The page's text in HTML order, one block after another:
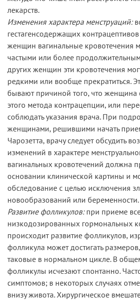
лекарств.
Изменения характера менструаций:
гестагенсодержащих
женщин вагинальные кровотечения
частыми или более
других женщин эти кровотечения
редкими или вообще прекратиться.
бывают причиной того, что женщина
этого метода контрацепции, или
соблюдать указания врача. При
женщинами, решившими начать
Чарозетта, врачу следует обсудить
изменений в характере
вагинальных кровотечений должна
основании клинической картины и
обследование с целью исключения
новообразований или беременности.
Развитие фолликулов:при приеме
низкодозированных гормональных
происходит развитие фолликулов,
фолликула может достигать
таковые в нормальном цикле. В
фолликулы исчезают спонтанно.
симптомов; в некоторых случаях
внизу живота. Хирургическое